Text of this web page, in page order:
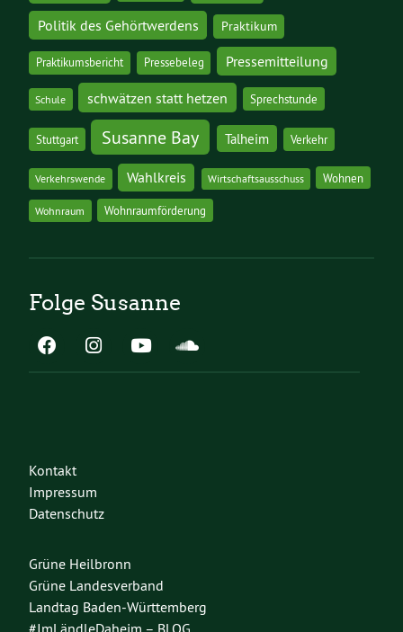
Politik des Gehörtwerdens Praktikum
Praktikumsbericht Pressebeleg Pressemitteilung
Schule schwätzen statt hetzen Sprechstunde
Stuttgart Susanne Bay Talheim Verkehr
Verkehrswende Wahlkreis Wirtschaftsausschuss Wohnen
Wohnraum Wohnraumförderung
Folge Susanne
Kontakt
Impressum
Datenschutz
Grüne Heilbronn
Grüne Landesverband
Landtag Baden-Württemberg
#ImLändleDaheim – BLOG